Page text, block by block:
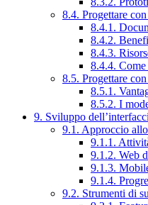
8.4. Progettare
8.4.1.
8.4.2.
8.4.3.
8.4.4.
8.5. Progettare
8.5.1.
8.5.2. I
9. Sviluppo
9.1. Approccio
9.1.1.
9.1.2. Web
9.1.3.
9.1.4.
9.2. Strumenti di